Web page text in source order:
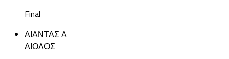
Final
ΑΙΑΝΤΑΣ Α
ΑΙΟΛΟΣ